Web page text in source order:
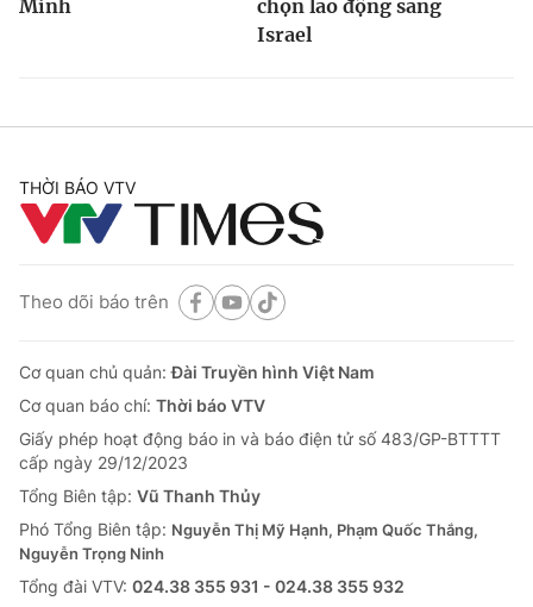
Minh
chọn lao động sang
Israel
THỜI BÁO VTV
Theo dõi báo trên
Cơ quan chủ quản:Đài Truyền hình Việt Nam
Cơ quan báo chí: Thời báo VTV
Giấy phép hoạt động báo in và báo điện tử số 483/GP-BTTTT
cấp ngày 29/12/2023
Tổng Biên tập: Vũ Thanh Thủy
Phó Tổng Biên tập: Nguyễn Thị Mỹ Hạnh, Phạm Quốc Thắng,
Nguyễn Trọng Ninh
Tổng đài VTV: 024.38 355 931 - 024.38 355 932